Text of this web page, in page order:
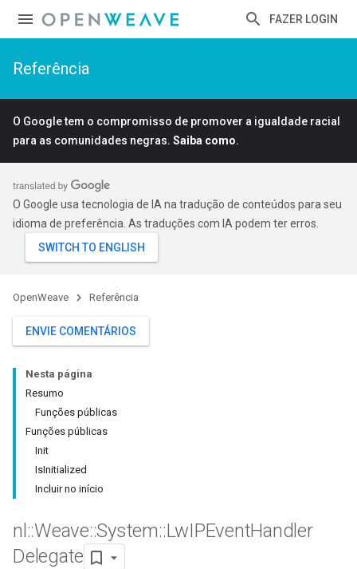
FAZER LOGIN
Referência
O Google tem o compromisso de promover a igualdade racial
para as comunidades negras. Saiba como.
O Google usa tecnologia de IA na tradução de conteúdos para seu
idioma de preferência. As traduções com IA podem ter erros.
OpenWeave Referência
ENVIE COMENTÁRIOS
Nesta página
Resumo
Funções públicas
Funções públicas
Init
IsInitialized
Incluir no início
nl ::Weave::System::LwIPEventHandler
Delegate